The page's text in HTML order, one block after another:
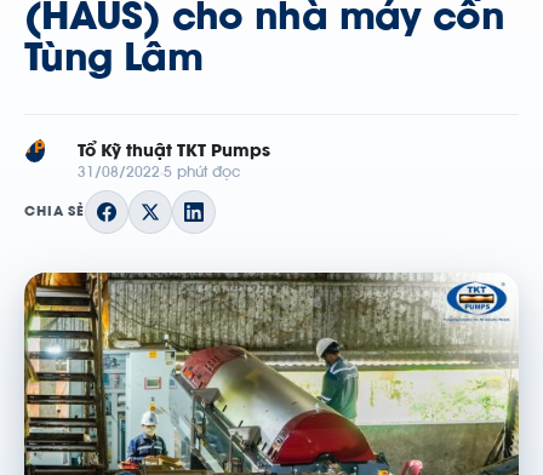
(HAUS) cho nhà máy cồn
Tùng Lâm
TP Tổ Kỹ thuật TKT Pumps
31/08/2022 5 phút đọc
CHIA SẺ